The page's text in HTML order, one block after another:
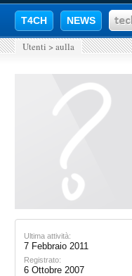
T4CH NEWS
Utenti > aulla
Ultima attività:
7 Febbraio 2011
Registrato:
6 Ottobre 2007